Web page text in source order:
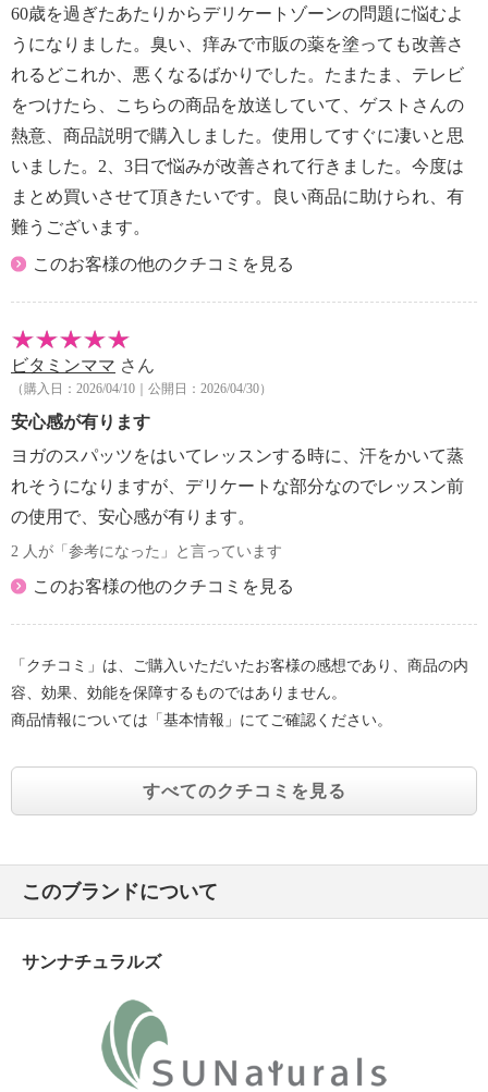
・化粧品がお肌に合わないとき、即ち次のような場合
には、使用を中止してください。
そのまま化粧品類の使用を続けますと、症状を悪化
させることがありますので、皮膚科専門医等にご相談
されることをおすすめします。
１．使用中に、赤み、はれ、かゆみ、刺激、色抜け
（白斑等）や黒ずみ等の異常があらわれた場合
２．使用したお肌に、直射日光があたって上記の様
な症状があらわれた場合
・傷やはれもの、しっしん等、異常のある部位にはお
使いにならないでください。
・ご使用後は必ずしっかり蓋を閉めてください。
・天然成分を配合しているため、収穫時期等や経時、
光や温度変化によって香りや色が変化することが
ありますが、品質には問題ございません。
場所には保管しないでください。
・乳幼児の手の届かない所に保管してください。
・いったん手にとった化粧品は、容器に戻さないでく
ださい。中身が変質することがあります。
60歳を過ぎたあたりからデリケートゾーンの問題に悩むよ
うになりました。臭い、痒みで市販の薬を塗っても改善さ
れるどこれか、悪くなるばかりでした。たまたま、テレビ
をつけたら、こちらの商品を放送していて、ゲストさんの
熱意、商品説明で購入しました。使用してすぐに凄いと思
いました。2、3日で悩みが改善されて行きました。今度は
まとめ買いさせて頂きたいです。良い商品に助けられ、有
難うございます。
このお客様の他のクチコミを見る
ビタミンママ さん
（購入日：2026/04/10｜公開日：2026/04/30）
安心感が有ります
ヨガのスパッツをはいてレッスンする時に、汗をかいて蒸
れそうになりますが、デリケートな部分なのでレッスン前
の使用で、安心感が有ります。
2 人が「参考になった」と言っています
このお客様の他のクチコミを見る
「クチコミ」は、ご購入いただいたお客様の感想であり、商品の内
容、効果、効能を保障するものではありません。
商品情報については「基本情報」にてご確認ください。
すべてのクチコミを見る
このブランドについて
サンナチュラルズ